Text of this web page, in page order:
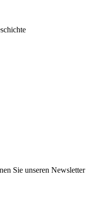
Sie unseren Newsletter